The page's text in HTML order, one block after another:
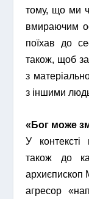
тому, що ми
вмираючим
поїхав до
також, щоб
з
з іншими
«Бог може
У контексті
також до
архиєпископ
агресор